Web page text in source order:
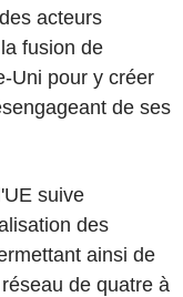
acteurs
fusion de
Uni pour y créer
de ses
suive
des
ainsi de
de quatre à